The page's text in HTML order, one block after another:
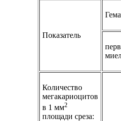
Показатель
Количество
мегакариоцитов
в 1 мм2
площади среза: